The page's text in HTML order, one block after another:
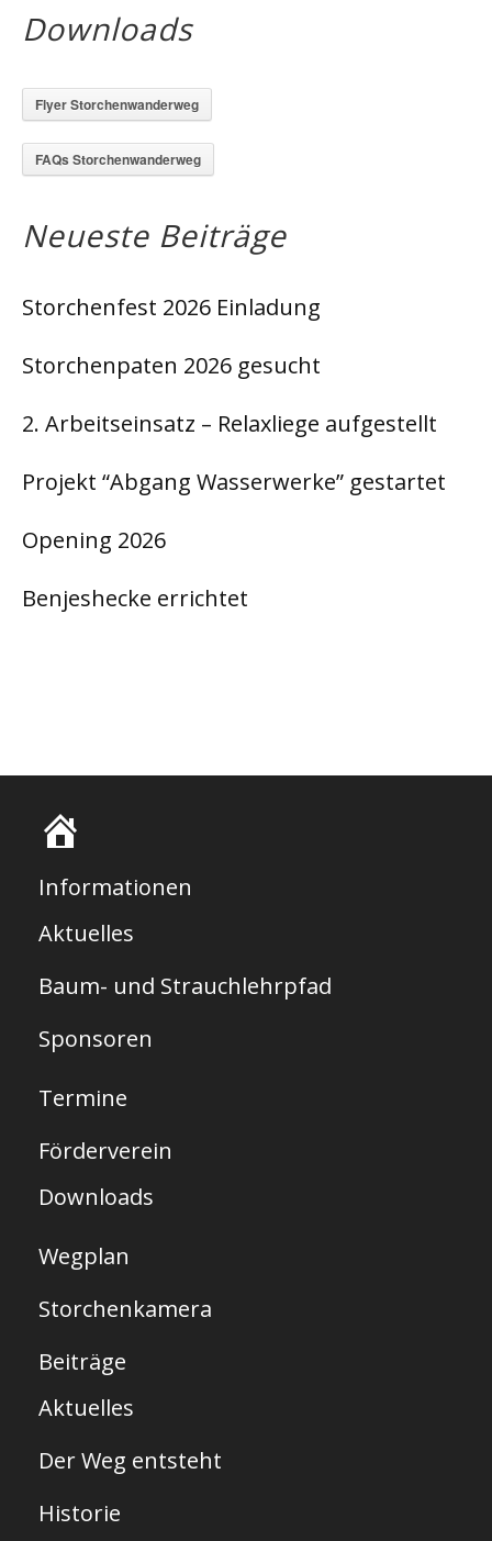
Downloads
Flyer Storchenwanderweg
FAQs Storchenwanderweg
Neueste Beiträge
Storchenfest 2026 Einladung
Storchenpaten 2026 gesucht
2. Arbeitseinsatz – Relaxliege aufgestellt
Projekt “Abgang Wasserwerke” gestartet
Opening 2026
Benjeshecke errichtet
r
t
s
i
t
e
Informationen
Aktuelles
Baum- und Strauchlehrpfad
Sponsoren
Termine
Förderverein
Downloads
Wegplan
Storchenkamera
Beiträge
Aktuelles
Der Weg entsteht
Historie